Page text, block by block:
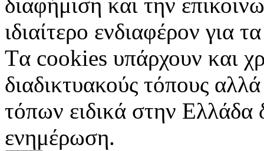
διαφήμιση και την
ιδιαίτερο ενδιαφέρον για
Tα cookies υπάρχουν και
διαδικτυακούς τόπους
τόπων ειδικά στην Ελλάδα
ενημέρωση.